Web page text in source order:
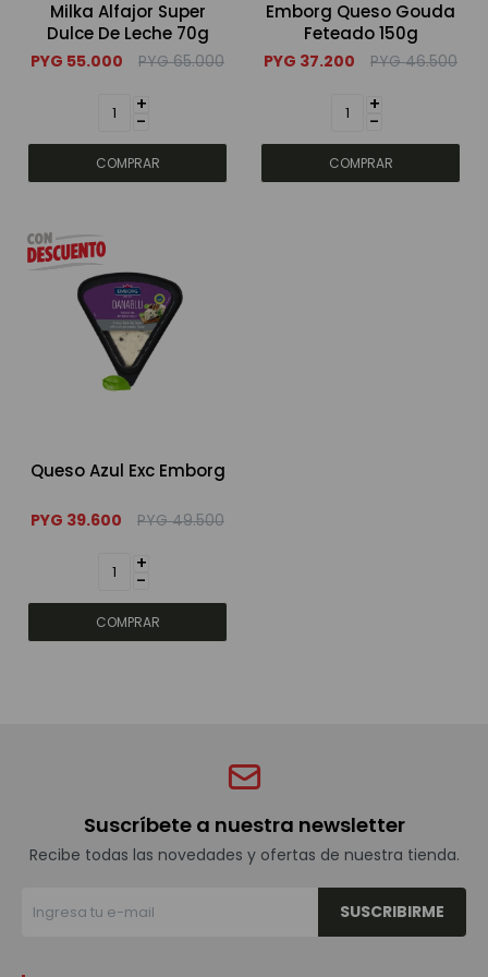
Milka Alfajor Super
Dulce De Leche 70g
PYG 55.000 PYG 65.000
+
-
Emborg Queso Gouda
Feteado 150g
PYG 37.200 PYG 46.500
+
-
Queso Azul Exc Emborg
PYG 39.600 PYG 49.500
+
-
Suscríbete a nuestra newsletter
Recibe todas las novedades y ofertas de nuestra tienda.
SUSCRIBIRME
Bebidas sin alcohol
Accesorios y regalos
Cuidado personal